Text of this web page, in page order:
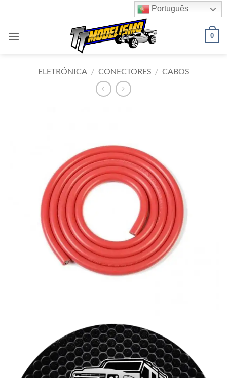
to
content
Português
0
ELETRÓNICA / CONECTORES / CABOS